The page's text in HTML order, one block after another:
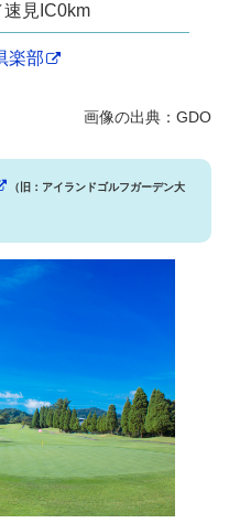
速見IC0km
楽部
（旧：アイランドゴルフガーデン大